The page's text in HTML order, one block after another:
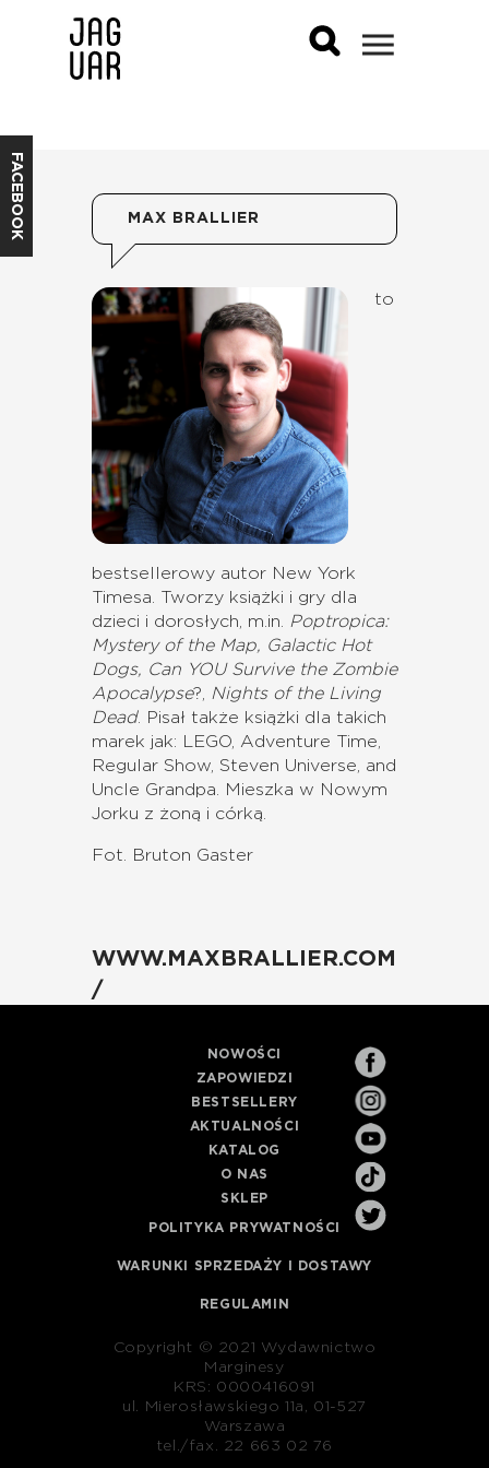
FACEBOOK MAX BRALLIER
to
bestsellerowy autor New York
Timesa. Tworzy książki i gry dla
dzieci i dorosłych, m.in.
Poptropica:
Mystery of the Map, Galactic Hot
Dogs, Can YOU Survive the Zombie
Apocalypse?,
Nights of the Living
Dead. Pisał także książki dla takich
marek jak: LEGO, Adventure Time,
Regular Show, Steven Universe, and
Uncle Grandpa. Mieszka w Nowym
Jorku z żoną i córką.
Fot. Bruton Gaster
WWW.MAXBRALLIER.COM
/
NOWOŚCI
ZAPOWIEDZI
BESTSELLERY
AKTUALNOŚCI
KATALOG
O NAS
SKLEP
POLITYKA PRYWATNOŚCI
WARUNKI SPRZEDAŻY I DOSTAWY
REGULAMIN
Copyright © 2021 Wydawnictwo
Marginesy
KRS: 0000416091
ul. Mierosławskiego 11a, 01-527
Warszawa
tel./fax. 22 663 02 76